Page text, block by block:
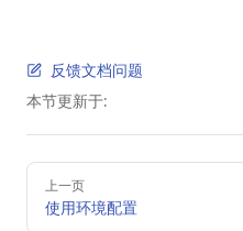
反馈文档问题
本节更新于:
Pager
上一页
使用环境配置